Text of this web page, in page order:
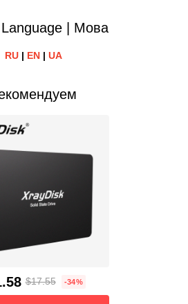
| Мова
RU| EN| UA
$17.55 -34%